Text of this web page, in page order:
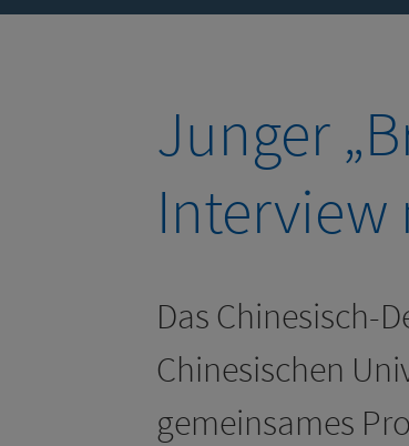
Junger
Interview
Das Chinesisch-
Chinesischen
gemeinsames